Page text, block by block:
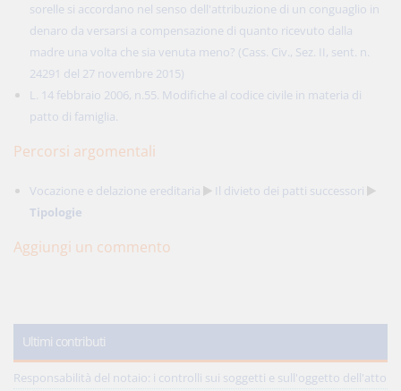
sorelle si accordano nel senso dell'attribuzione di un conguaglio in
denaro da versarsi a compensazione di quanto ricevuto dalla
madre una volta che sia venuta meno? (Cass. Civ., Sez. II, sent. n.
24291 del 27 novembre 2015)
L. 14 febbraio 2006, n.55. Modifiche al codice civile in materia di
patto di famiglia.
Percorsi argomentali
Vocazione e delazione ereditaria
Il divieto dei patti successori
Tipologie
Aggiungi un commento
Ultimi contributi
Responsabilità del notaio: i controlli sui soggetti e sull'oggetto dell'atto